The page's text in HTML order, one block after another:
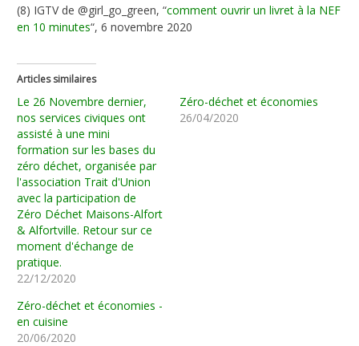
(8) IGTV de @girl_go_green, “comment ouvrir un livret à la NEF
en 10 minutes“, 6 novembre 2020
Articles similaires
Le 26 Novembre dernier,
nos services civiques ont
assisté à une mini
formation sur les bases du
zéro déchet, organisée par
l'association Trait d'Union
avec la participation de
Zéro Déchet Maisons-Alfort
& Alfortville. Retour sur ce
moment d'échange de
pratique.
22/12/2020
Zéro-déchet et économies
26/04/2020
Zéro-déchet et économies -
en cuisine
20/06/2020